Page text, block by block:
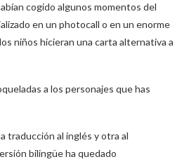
cogido algunos momentos del
en un photocall o en un enorme
niños hicieran una carta alternativa a
a los personajes que has
traducción al inglés y otra al
bilingüe ha quedado